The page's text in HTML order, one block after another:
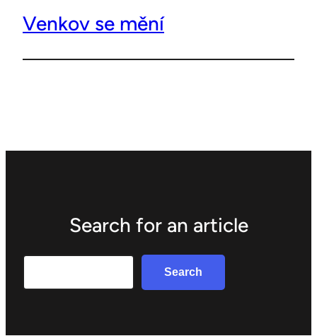
Venkov se mění
Search for an article
Search